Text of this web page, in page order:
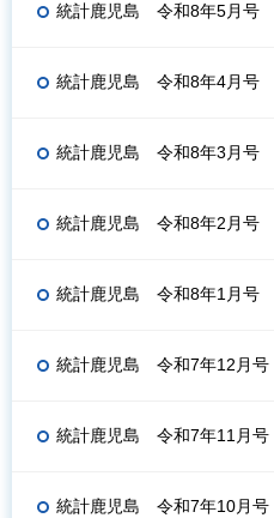
統計鹿児島 令和8年5月号
統計鹿児島 令和8年4月号
統計鹿児島 令和8年3月号
統計鹿児島 令和8年2月号
統計鹿児島 令和8年1月号
統計鹿児島 令和7年12月号
統計鹿児島 令和7年11月号
統計鹿児島 令和7年10月号